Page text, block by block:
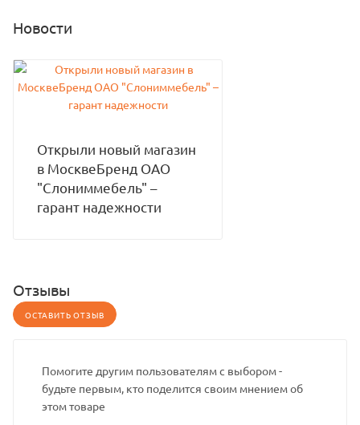
Новости
Открыли новый магазин
в МосквеБренд ОАО
"Слониммебель" –
гарант надежности
Отзывы
ОСТАВИТЬ ОТЗЫВ
Помогите другим пользователям с выбором -
будьте первым, кто поделится своим мнением об
этом товаре